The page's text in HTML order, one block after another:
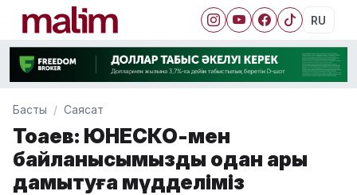
RU
Басты Саясат
Тоқаев: ЮНЕСКО-мен
байланысымызды одан ары
дамытуға мүдделіміз